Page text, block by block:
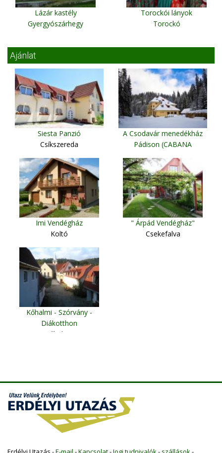
Lázár kastély
Gyergyószárhegy
Torockói lányok
Torockó
Ajánlat
Siesta Panzió
Csíkszereda
A Csodavár menedékház
Pádison (CABANA
Pádis
Imi Vendégház
Koltó
" Árpád Vendégház"
Csekefalva
Kőhalmi - Szórvány -
Diákotthon
Kőhalom